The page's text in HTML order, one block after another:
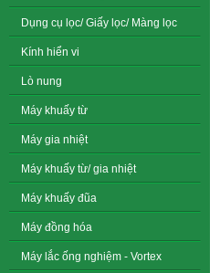
Dụng cụ lọc/ Giấy lọc/ Màng lọc
Kính hiển vi
Lò nung
Máy khuấy từ
Máy gia nhiệt
Máy khuấy từ/ gia nhiệt
Máy khuấy đũa
Máy đồng hóa
Máy lắc ống nghiệm - Vortex